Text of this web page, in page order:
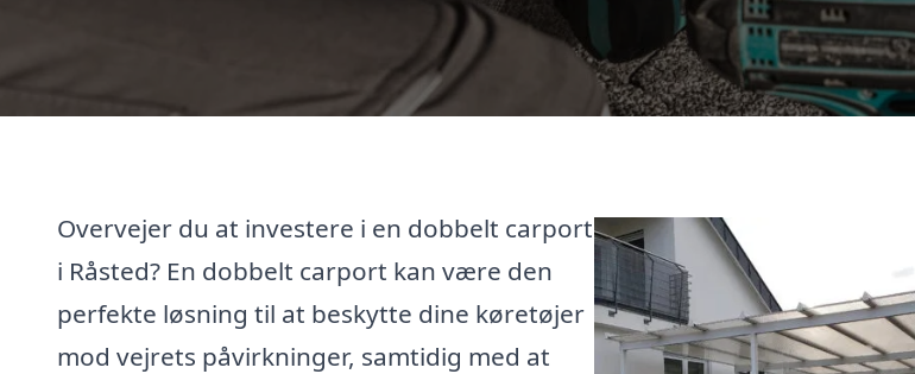
Overvejer du at investere i en dobbelt carport
i Råsted? En dobbelt carport kan være den
perfekte løsning til at beskytte dine køretøjer
mod vejrets påvirkninger, samtidig med at